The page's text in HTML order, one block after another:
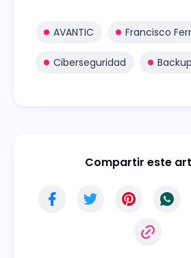
AVANTIC Francisco
Ciberseguridad Backup
Compartir este